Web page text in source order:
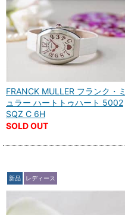
FRANCK MULLER フランク・ミ
ュラー ハートトゥハート 5002
SQZ C 6H
SOLD OUT
新品 レディース